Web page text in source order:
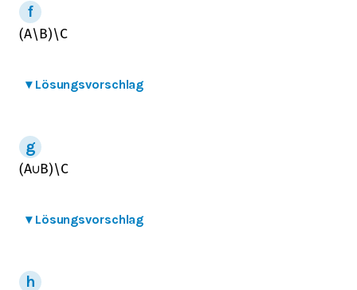
(A\ B)\C
▾ Lösungsvorschlag
(A∪ B)\C
▾ Lösungsvorschlag